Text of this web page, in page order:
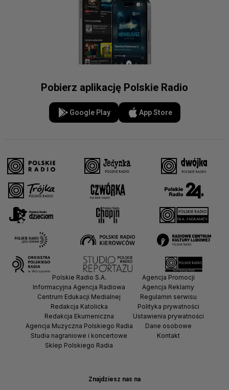
Pobierz aplikację Polskie Radio
Google Play App Store
Znajdziesz nas na
Polskie Radio S.A.
Informacyjna Agencja Radiowa
Centrum Edukacji Medialnej
Redakcja Katolicka
Redakcja Ekumeniczna
Agencja Muzyczna Polskiego Radia
Studia nagraniowe i koncertowe
Sklep Polskiego Radia
Agencja Promocji
Agencja Reklamy
Regulamin serwisu
Polityka prywatności
Ustawienia prywatności
Dane osobowe
Kontakt